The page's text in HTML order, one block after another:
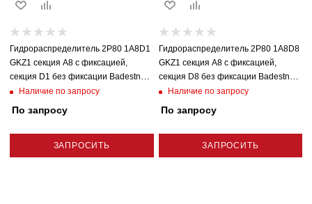
Гидрораспределитель 2P80 1A8D1
GKZ1 секция A8 с фиксацией,
секция D1 без фиксации Badestnost
(Болгария)
Наличие по запросу
По запросу
ЗАПРОСИТЬ
Гидрораспределитель 2P80 1A8D8
GKZ1 секция A8 с фиксацией,
секция D8 без фиксации Badestnost
(Болгария)
Наличие по запросу
По запросу
ЗАПРОСИТЬ